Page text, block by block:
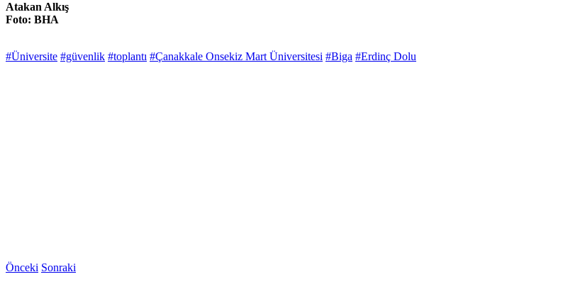
Atakan Alkış
Foto: BHA
#Üniversite #güvenlik #toplantı #Çanakkale Onsekiz Mart Üniversitesi #Biga #Erdinç Dolu
Önceki Sonraki